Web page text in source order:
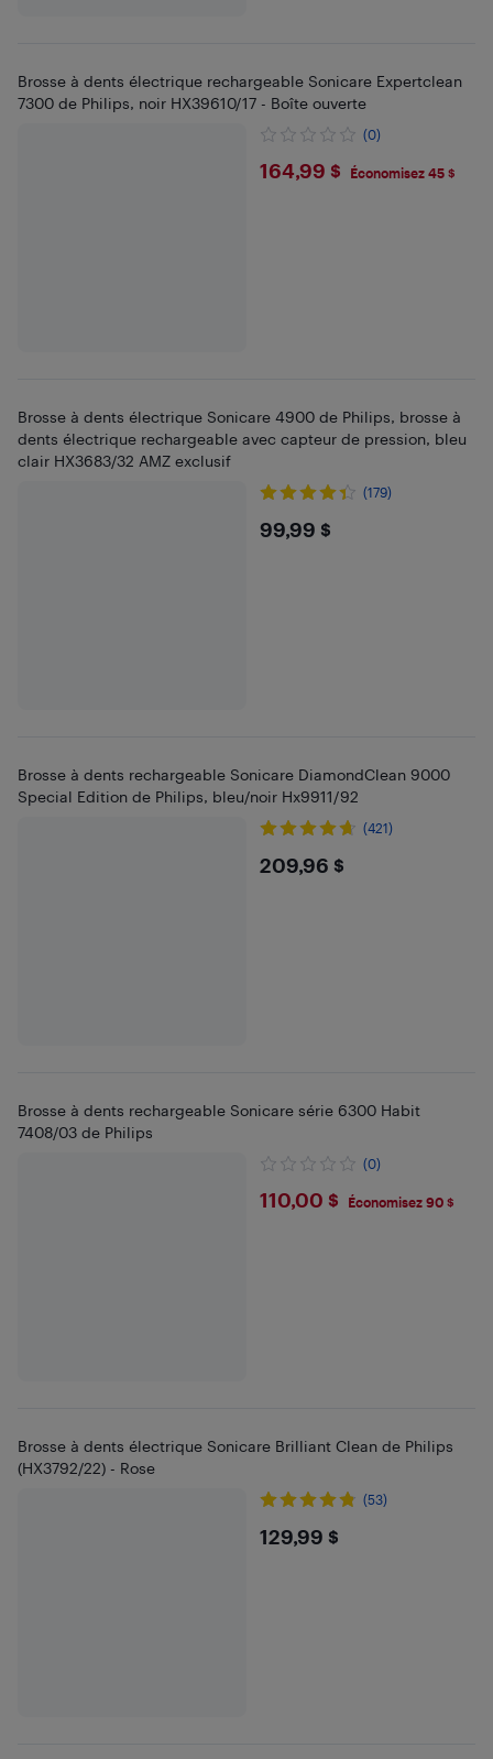
Brosse à dents électrique rechargeable Sonicare Expertclean
7300 de Philips, noir HX39610/17 - Boîte ouverte
(0)
$164.99
164,99 $ Économisez 45 $
Brosse à dents électrique Sonicare 4900 de Philips, brosse à
dents électrique rechargeable avec capteur de pression, bleu
clair HX3683/32 AMZ exclusif
(179)
$99.99
99,99 $
Brosse à dents rechargeable Sonicare DiamondClean 9000
Special Edition de Philips, bleu/noir Hx9911/92
(421)
$209.96
209,96 $
Brosse à dents rechargeable Sonicare série 6300 Habit
7408/03 de Philips
(0)
$110
110,00 $ Économisez 90 $
Brosse à dents électrique Sonicare Brilliant Clean de Philips
(HX3792/22) - Rose
(53)
$129.99
129,99 $